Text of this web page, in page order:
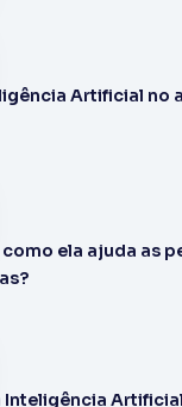
Artificial no
como ela ajuda as
Inteligência